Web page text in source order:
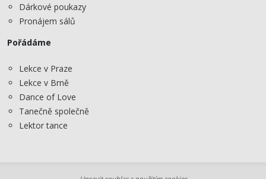
Dárkové poukazy
Pronájem sálů
Pořádáme
Lekce v Praze
Lekce v Brně
Dance of Love
Tanečně společně
Lektor tance